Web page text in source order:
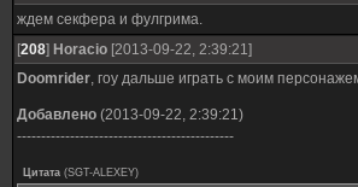
ждем секфера и фулгрима.
[208] Horacio [2013-09-22, 2:39:21]
Doomrider, гоу дальше играть с моим
Добавлено (2013-09-22, 2:39:21)
---------------------------------------------
Цитата (SGT-ALEXEY)